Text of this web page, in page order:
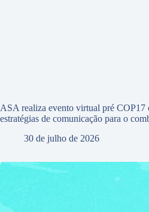
ASA realiza evento virtual pré COP17
estratégias de comunicação para o
30 de julho de 2026